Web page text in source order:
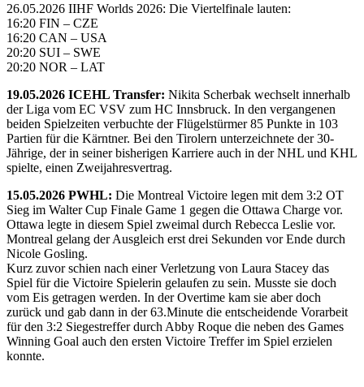
26.05.2026 IIHF Worlds 2026: Die Viertelfinale lauten:
16:20 FIN – CZE
16:20 CAN – USA
20:20 SUI – SWE
20:20 NOR – LAT
19.05.2026 ICEHL Transfer: Nikita Scherbak wechselt innerhalb
der Liga vom EC VSV zum HC Innsbruck. In den vergangenen
beiden Spielzeiten verbuchte der Flügelstürmer 85 Punkte in 103
Partien für die Kärntner. Bei den Tirolern unterzeichnete der 30-
Jährige, der in seiner bisherigen Karriere auch in der NHL und KHL
spielte, einen Zweijahresvertrag.
15.05.2026 PWHL: Die Montreal Victoire legen mit dem 3:2 OT
Sieg im Walter Cup Finale Game 1 gegen die Ottawa Charge vor.
Ottawa legte in diesem Spiel zweimal durch Rebecca Leslie vor.
Montreal gelang der Ausgleich erst drei Sekunden vor Ende durch
Nicole Gosling.
Kurz zuvor schien nach einer Verletzung von Laura Stacey das
Spiel für die Victoire Spielerin gelaufen zu sein. Musste sie doch
vom Eis getragen werden. In der Overtime kam sie aber doch
zurück und gab dann in der 63.Minute die entscheidende Vorarbeit
für den 3:2 Siegestreffer durch Abby Roque die neben des Games
Winning Goal auch den ersten Victoire Treffer im Spiel erzielen
konnte.